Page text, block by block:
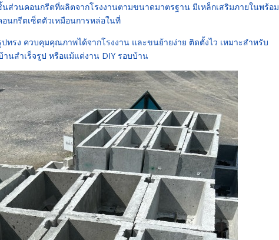
ส่วนคอนกรีตที่ผลิตจากโรงงานตามขนาดมาตรฐาน มีเหล็กเสริมภายในพร้อม
นกรีตเซ็ตตัวเหมือนการหล่อในที่
รง ควบคุมคุณภาพได้จากโรงงาน และขนย้ายง่าย ติดตั้งไว เหมาะสำหรับ
านสำเร็จรูป หรือแม้แต่งาน DIY รอบบ้าน